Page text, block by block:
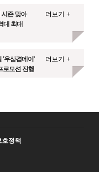
시즌 맞아
대 최대
더보기 +
'우삼겹데이'
로모션 진행
더보기 +
정책